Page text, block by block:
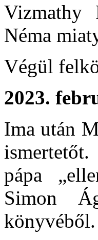
Vizmathy
Néma
Végül
2023.
Ima után
pápa
Simon
könyvéből.